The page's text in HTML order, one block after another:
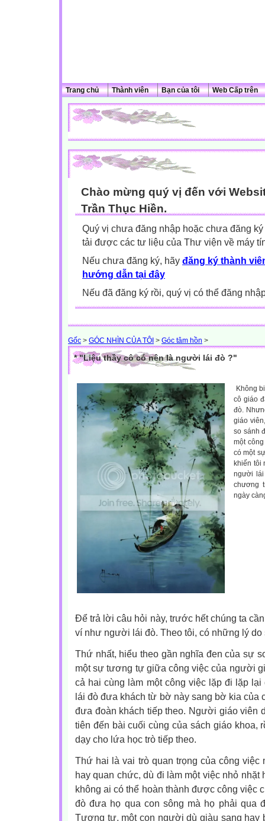
Trang chủ Thành viên Bạn của tôi Web Cấp trên
Chào mừng quý vị đến với
Trần Thục Hiền.
Quý vị chưa đăng nhập hoặc chưa đăng
tải được các tư liệu của Thư viện về máy
Nếu chưa đăng ký, hãy đăng ký thành
hướng dẫn tại đây
Nếu đã đăng ký rồi, quý vị có thể đăng
Gốc > GÓC NHÌN CỦA TÔI > Góc tâm hồn >
* "Liệu thầy cô có nên là người lái đò ?"
Không
cô giáo
đò.
giáo
so sánh
một
có một
khiến tôi
người lái
chương
ngày
Để trả lời câu hỏi này, trước hết chúng ta
ví như người lái đò. Theo tôi, có những lý
Thứ nhất, hiểu theo gần nghĩa đen của sự
một sự tương tự giữa công việc của người
cả hai cùng làm một công việc lặp đi lặp
lái đò đưa khách từ bờ này sang bờ kia của
đưa đoàn khách tiếp theo. Người giáo viên
tiên đến bài cuối cùng của sách giáo khoa,
dạy cho lứa học trò tiếp theo.
Thứ hai là vai trò quan trọng của công việc
hay quan chức, dù đi làm một việc nhỏ nhặt
không ai có thể hoàn thành được công việc
đò đưa họ qua con sông mà họ phải qua
Tương tự, một con người dù giàu sang hay